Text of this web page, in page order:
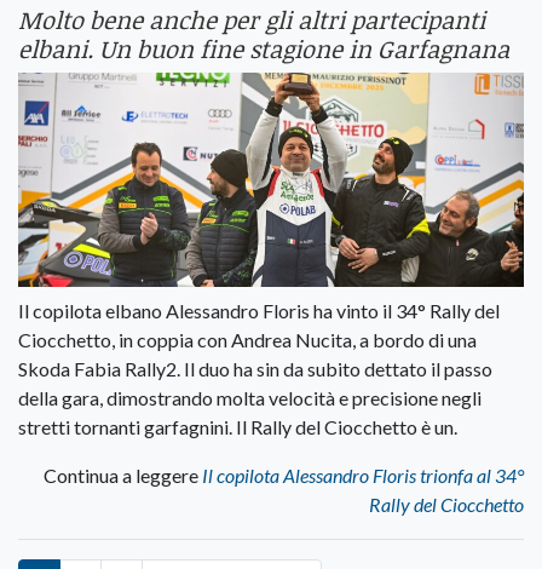
Molto bene anche per gli altri partecipanti
elbani. Un buon fine stagione in Garfagnana
Il copilota elbano Alessandro Floris ha vinto il 34° Rally del
Ciocchetto, in coppia con Andrea Nucita, a bordo di una
Skoda Fabia Rally2. Il duo ha sin da subito dettato il passo
della gara, dimostrando molta velocità e precisione negli
stretti tornanti garfagnini. Il Rally del Ciocchetto è un.
Continua a leggere Il copilota Alessandro Floris trionfa al 34°
Rally del Ciocchetto